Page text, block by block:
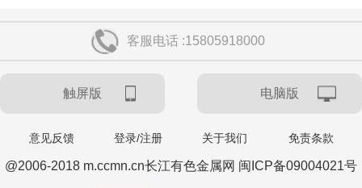
客服电话 :15805918000
触屏版 电脑版
意见反馈 登录/注册 关于我们 免责条款
@2006-2018 m.ccmn.cn长江有色金属网 闽ICP备09004021号